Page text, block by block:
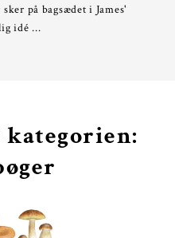
på bagsædet i James'
idé ...